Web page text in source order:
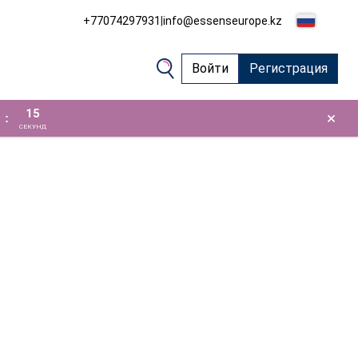
+77074297931|info@essenseurope.kz
Войти Регистрация
: 15
СЕКУНД ×